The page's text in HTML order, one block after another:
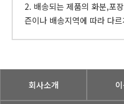
2. 배송되는 제품의 화분,포
즌이나 배송지역에 따라 다
회사소개